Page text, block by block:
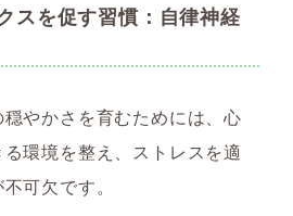
スを促す習慣：自律神経
やかさを育むためには、心
環境を整え、ストレスを適
可欠です。